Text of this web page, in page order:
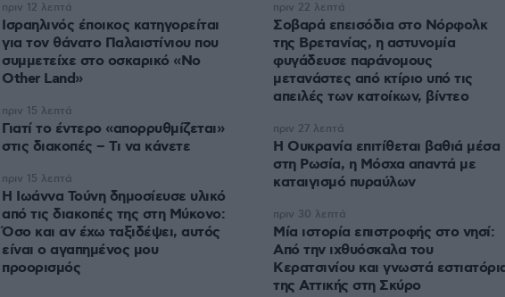
Ισραηλινός έποικος κατηγορείται
για τον θάνατο Παλαιστίνιου που
συμμετείχε στο οσκαρικό «No
Other Land»
πριν 12 λεπτά
Γιατί το έντερο «απορρυθμίζεται»
στις διακοπές – Τι να κάνετε
πριν 15 λεπτά
Η Ιωάννα Τούνη δημοσίευσε υλικό
από τις διακοπές της στη Μύκονο:
Όσο και αν έχω ταξιδέψει, αυτός
είναι ο αγαπημένος μου
προορισμός
πριν 15 λεπτά
Σοβαρά επεισόδια στο Νόρφολκ
της Βρετανίας, η αστυνομία
φυγάδευσε παράνομους
μετανάστες από κτίριο υπό τις
απειλές των κατοίκων, βίντεο
πριν 22 λεπτά
Η Ουκρανία επιτίθεται βαθιά μέσα
στη Ρωσία, η Μόσχα απαντά με
καταιγισμό πυραύλων
πριν 27 λεπτά
Μία ιστορία επιστροφής στο νησί:
Από την ιχθυόσκαλα του
Κερατσινίου και γνωστά
της Αττικής στη Σκύρο
πριν 30 λεπτά